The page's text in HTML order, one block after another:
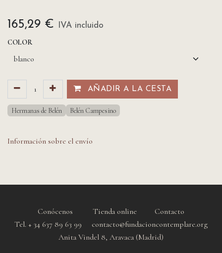
165,29 €
IVA incluido
COLOR
AÑADIR A LA CESTA​​
Hermanas de Belén Belén Campesino
Información sobre el envío
Conócenos Tienda online
Contacto
Tel. + 34 637 89 63 99 contacto@fundacioncontemplare.org
Anita Vindel 8, Aravaca (Madrid)